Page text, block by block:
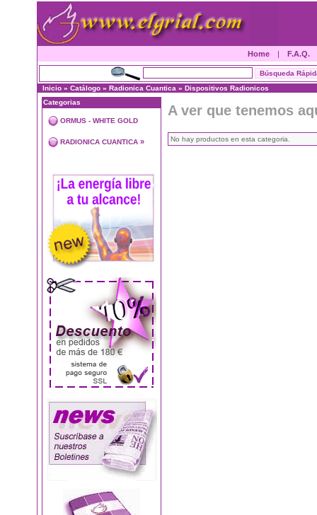
Home | F.A.Q.
Inicio » Catálogo » Radionica Cuantica » Dispositivos Radionicos
Categorias
ORMUS - WHITE GOLD
RADIONICA CUANTICA »
A ver que tenemos
No hay productos en esta categoria.